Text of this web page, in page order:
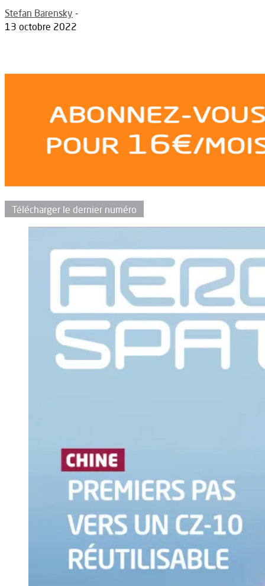
Stefan Barensky -
13 octobre 2022
Télécharger le dernier numéro